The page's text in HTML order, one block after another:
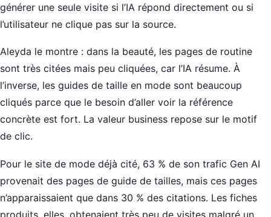
générer une seule visite si l’IA répond directement ou si
l’utilisateur ne clique pas sur la source.
Aleyda le montre : dans la beauté, les pages de routine
sont très citées mais peu cliquées, car l’IA résume. À
l’inverse, les guides de taille en mode sont beaucoup
cliqués parce que le besoin d’aller voir la référence
concrète est fort. La valeur business repose sur le motif
de clic.
Pour le site de mode déjà cité, 63 % de son trafic Gen AI
provenait des pages de guide de tailles, mais ces pages
n’apparaissaient que dans 30 % des citations. Les fiches
produits, elles, obtenaient très peu de visites malgré un